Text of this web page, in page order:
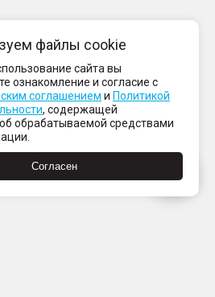
файлы cookie
сайта вы
ознакомление и согласие с
соглашением и Политикой
, содержащей
обрабатываемой средствами
Согласен